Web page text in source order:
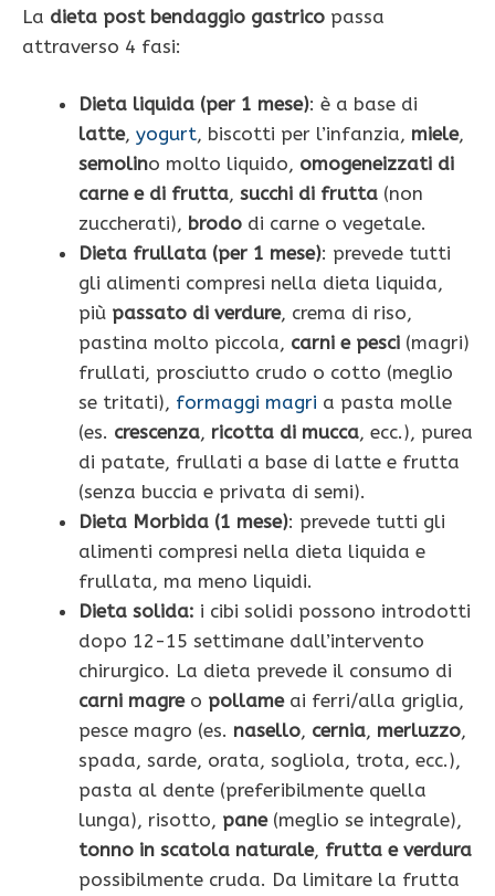
La dieta post bendaggio gastrico passa
attraverso 4 fasi:
Dieta liquida (per 1 mese): è a base di
latte, yogurt, biscotti per l’infanzia, miele,
semolino molto liquido, omogeneizzati di
carne e di frutta, succhi di frutta (non
zuccherati), brodo di carne o vegetale.
Dieta frullata (per 1 mese): prevede tutti
gli alimenti compresi nella dieta liquida,
più passato di verdure, crema di riso,
pastina molto piccola, carni e pesci (magri)
frullati, prosciutto crudo o cotto (meglio
se tritati), formaggi magri a pasta molle
(es. crescenza, ricotta di mucca, ecc.), purea
di patate, frullati a base di latte e frutta
(senza buccia e privata di semi).
Dieta Morbida (1 mese): prevede tutti gli
alimenti compresi nella dieta liquida e
frullata, ma meno liquidi.
Dieta solida: i cibi solidi possono introdotti
dopo 12-15 settimane dall’intervento
chirurgico. La dieta prevede il consumo di
carni magreo pollameai ferri/alla griglia,
pesce magro (es. nasello, cernia, merluzzo,
spada, sarde, orata, sogliola, trota, ecc.),
pasta al dente (preferibilmente quella
lunga), risotto, pane(meglio se integrale),
tonno in scatola naturale, frutta e verdura
possibilmente cruda. Da limitare la frutta